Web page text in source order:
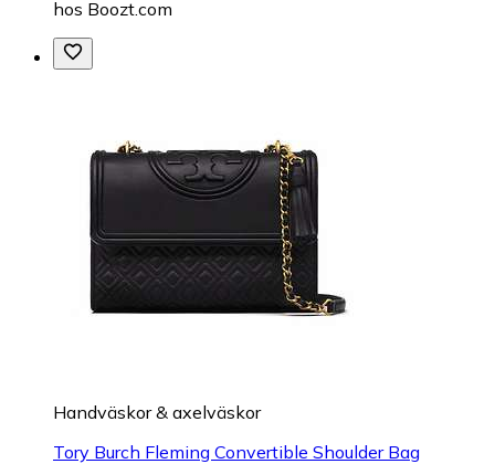
hos Boozt.com
Handväskor & axelväskor
Tory Burch Fleming Convertible Shoulder Bag